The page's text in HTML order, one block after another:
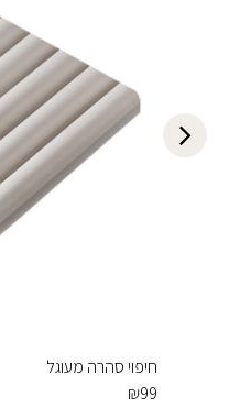
חיפוי סהרה מעוגל
₪99